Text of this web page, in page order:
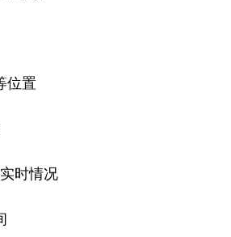
位置
时情况